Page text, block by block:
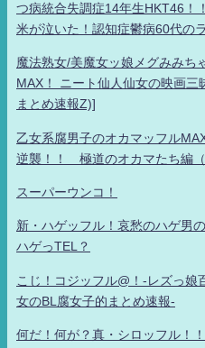
つ病統合失調症14年生HKT46！
米が泣いた！認知症鬱病60代の
魔法熟女/美魔女ッ娘メグみみち
MAX！ ニート仙人仙女の映画
まとめ速報Z)]
乙女系腐男子のオカマッフル
逆襲！！ 極道のオカマたち編（
スーパーウンコ！
新・ハゲッフル！哀愁のハゲ男
ハゲっTEL？
こじ！コジッフル@！-レズっ
女のBL腐女子的まとめ速報-
何だ！何が？真・シロッフル